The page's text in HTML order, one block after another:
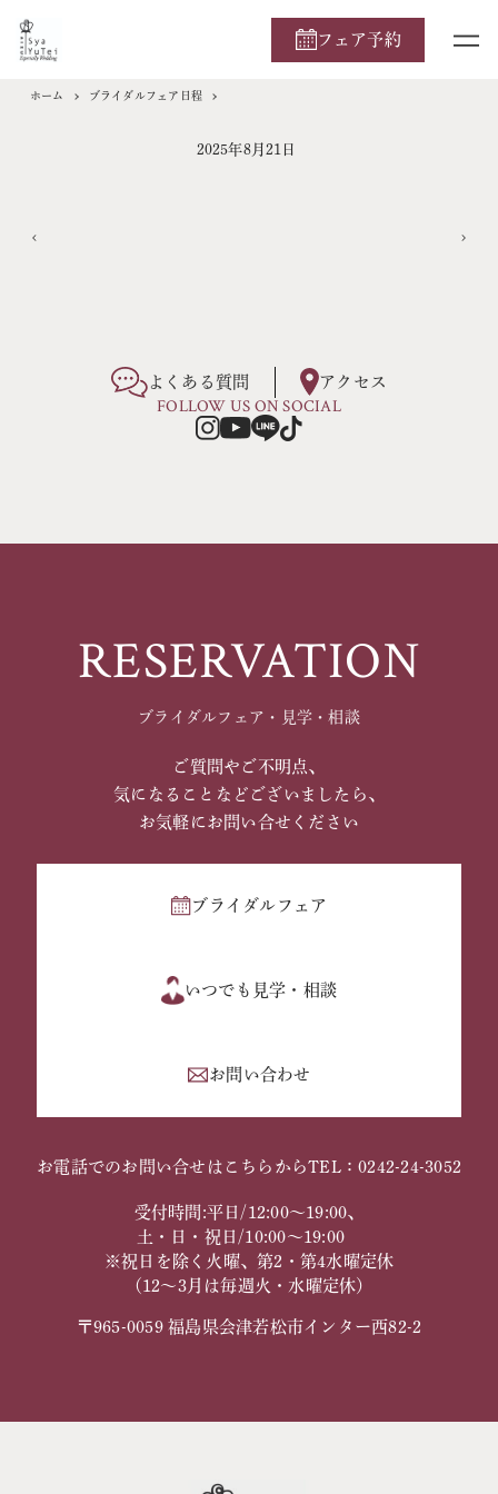
フェア予約
ホーム ブライダルフェア日程
2025年8月21日
よくある質問 アクセス
FOLLOW US ON SOCIAL
RESERVATION
ブライダルフェア・見学・相談
ご質問やご不明点、
気になることなどございましたら、
お気軽にお問い合せください
ブライダルフェア
いつでも見学・相談
お問い合わせ
お電話でのお問い合せはこちらからTEL：0242-24-3052
受付時間:平日/12:00～19:00、
土・日・祝日/10:00～19:00
※祝日を除く火曜、第2・第4水曜定休
（12～3月は毎週火・水曜定休）
〒965-0059 福島県会津若松市インター西82-2